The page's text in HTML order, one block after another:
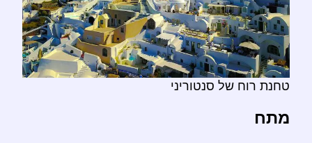
טחנת רוח של סנטוריני
מתח